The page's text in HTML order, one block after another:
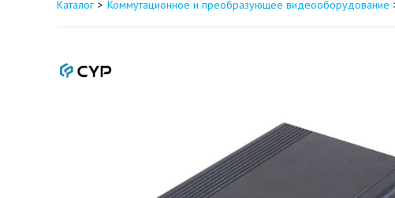
Каталог Коммутационное и преобразующее видеооборудование